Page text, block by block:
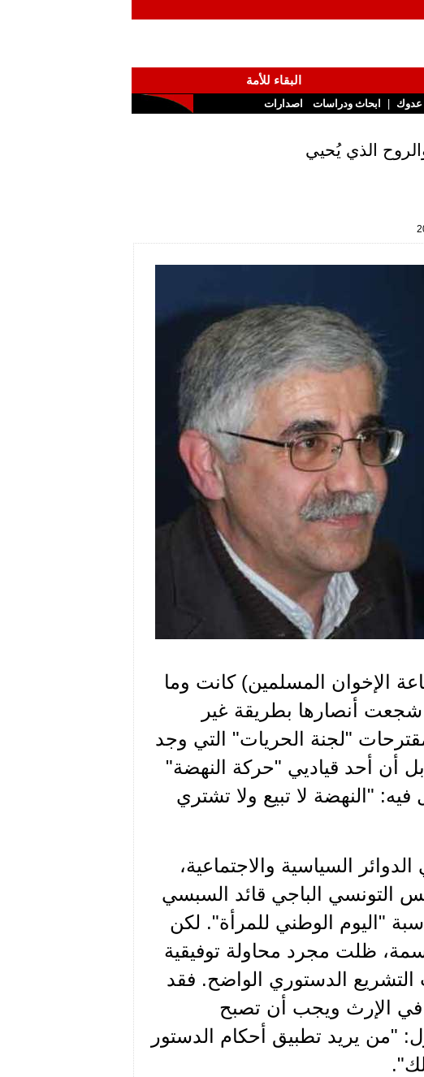
البقاء للأمة
عدوك | ابحاث ودراسات اصدارات
الذي يُحيي
الإخوان المسلمين) كانت وما
شجعت أنصارها بطريقة غير
"لجنة الحريات" التي وجد
بل أن أحد قياديي "حركة النهضة"
"النهضة لا تبيع ولا تشتري
السياسية والاجتماعية،
التونسي الباجي قائد السبسي
"اليوم الوطني للمرأة". لكن
ظلت مجرد محاولة توفيقية
التشريع الدستوري الواضح. فقد
في الإرث ويجب أن تصبح
"من يريد تطبيق أحكام الدستور